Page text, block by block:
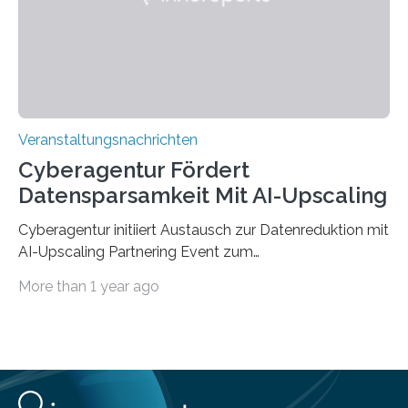
Veranstaltungsnachrichten
Cyberagentur Fördert
Datensparsamkeit Mit AI-Upscaling
Cyberagentur initiiert Austausch zur Datenreduktion mit
AI-Upscaling Partnering Event zum
innovative DatenverarbeitungDie Agentur für
Entwicklung von Technologien zur gezielten
Datenreduktion und Rekonstruktion in schwierigen
More than 1 year ago